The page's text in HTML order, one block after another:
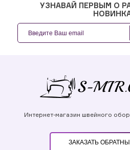
УЗНАВАЙ ПЕРВЫМ О
Интернет-магазин швейного
ЗАКАЗАТЬ